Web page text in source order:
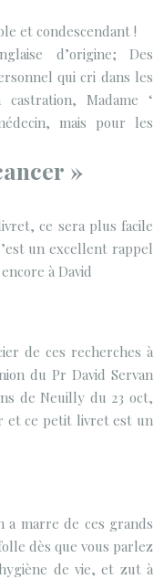
et condescendant !
d’origine; Des
qui cri dans les
Madame ‘
mais pour les
»
ce sera plus facile
un excellent rappel
à David
de ces recherches à
du Pr David Servan
de Neuilly du 23 oct,
et ce petit livret est un
a marre de ces grands
dès que vous parlez
de vie, et zut à